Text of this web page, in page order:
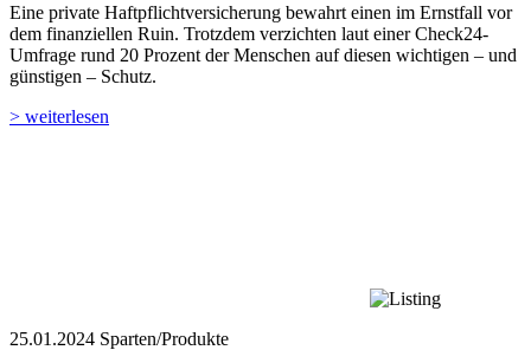
Eine private Haftpflichtversicherung bewahrt einen im Ernstfall vor
dem finanziellen Ruin. Trotzdem verzichten laut einer Check24-
Umfrage rund 20 Prozent der Menschen auf diesen wichtigen – und
günstigen – Schutz.
> weiterlesen
25.01.2024 Sparten/Produkte